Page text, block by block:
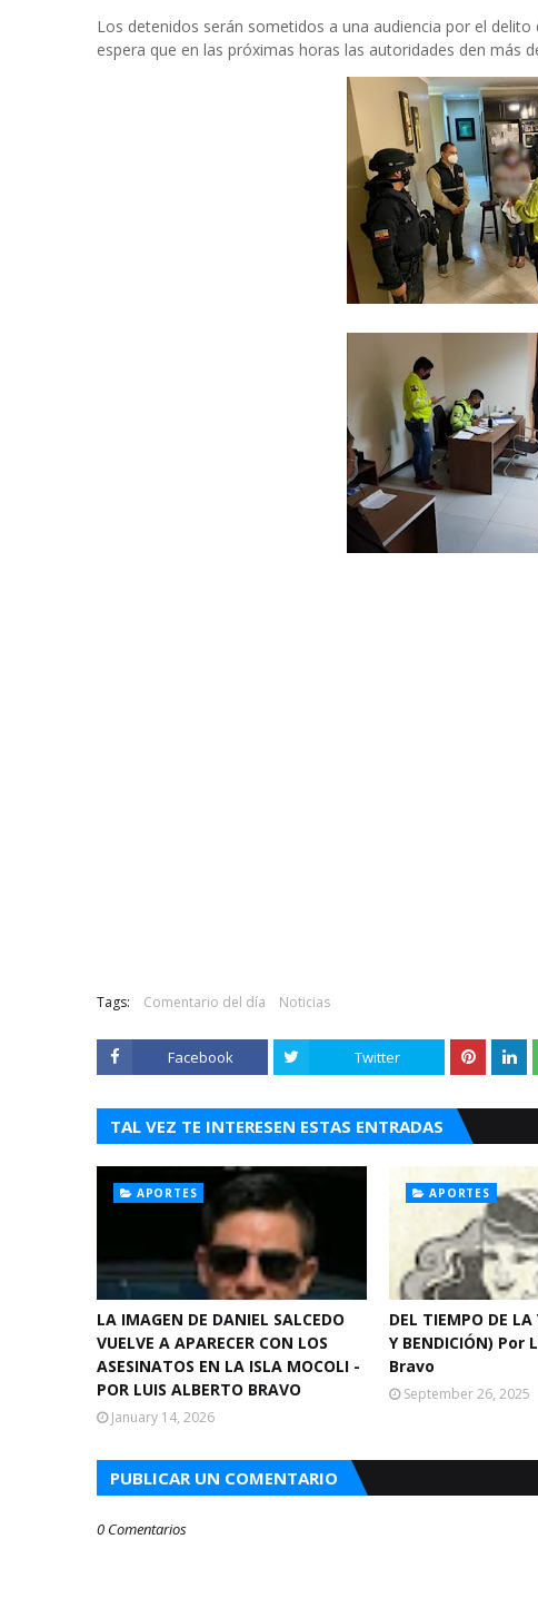
Los detenidos serán sometidos a una audiencia por el
espera que en las próximas horas las autoridades den más
Tags: Comentario del día Noticias
Facebook Twitter
TAL VEZ TE INTERESEN ESTAS ENTRADAS
APORTES
LA IMAGEN DE DANIEL SALCEDO
VUELVE A APARECER CON LOS
ASESINATOS EN LA ISLA MOCOLI -
POR LUIS ALBERTO BRAVO
January 14, 2026
APORTES
DEL TIEMPO DE
Y BENDICIÓN)
Bravo
September 26, 2025
PUBLICAR UN COMENTARIO
0 Comentarios